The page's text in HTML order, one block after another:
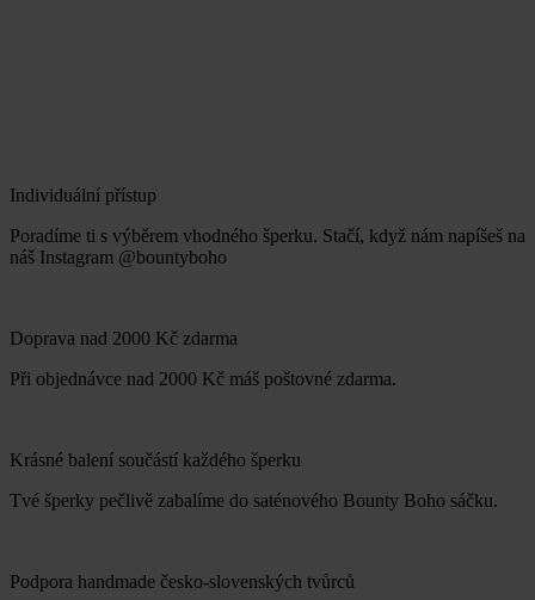
Individuální přístup
Poradíme ti s výběrem vhodného šperku. Stačí, když nám napíšeš na
náš Instagram @bountyboho
Doprava nad 2000 Kč zdarma
Při objednávce nad 2000 Kč máš poštovné zdarma.
Krásné balení součástí každého šperku
Tvé šperky pečlivě zabalíme do saténového Bounty Boho sáčku.
Podpora handmade česko-slovenských tvůrců